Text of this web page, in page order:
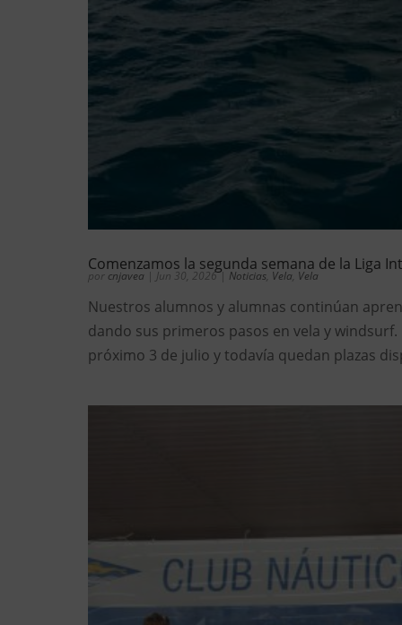
Comenzamos la segunda semana de la Liga
por cnjavea | Jun 30, 2026| Noticias Vela Vela
Nuestros alumnos y alumnas continúan
dando sus primeros pasos en vela y
próximo 3 de julio y todavía quedan plazas